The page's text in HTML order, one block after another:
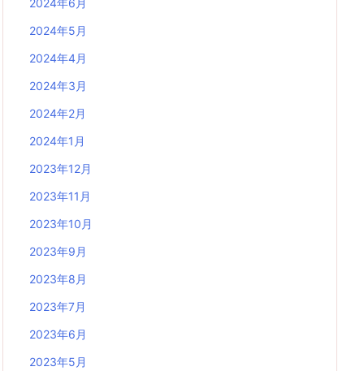
2024年6月
2024年5月
2024年4月
2024年3月
2024年2月
2024年1月
2023年12月
2023年11月
2023年10月
2023年9月
2023年8月
2023年7月
2023年6月
2023年5月